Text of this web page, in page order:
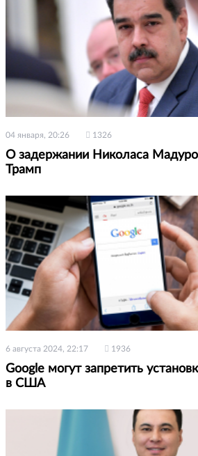
04 января, 20:26 1326
О задержании Николаса
Трамп
6 августа 2024, 22:17 1936
Google могут запретить
в США